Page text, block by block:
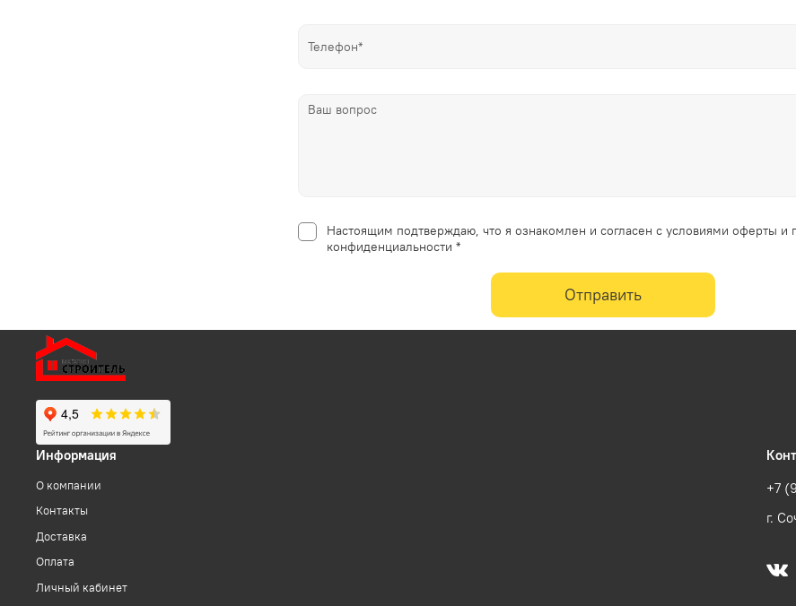
Настоящим подтверждаю, что я ознакомлен и согласен с условиями оферты и
конфиденциальности *
Отправить
Информация
О компании
Контакты
Доставка
Оплата
Личный кабинет
+7
г.